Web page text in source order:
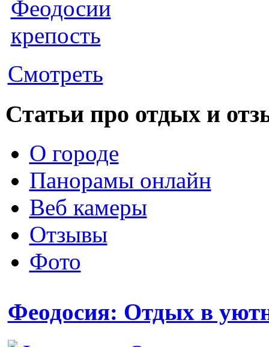
Смотреть
Статьи про отдых и
О городе
Панорамы онлайн
Веб камеры
Отзывы
Фото
Феодосия: Отдых в